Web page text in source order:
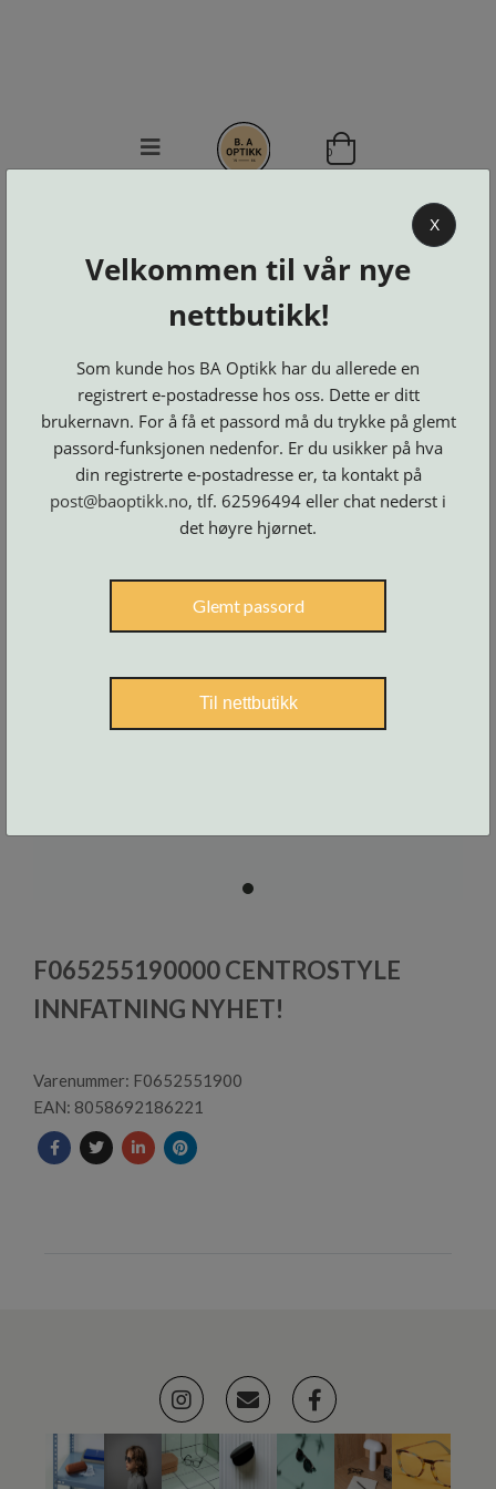
KJØPSVILKÅR
KONTAKT
OSS
DELER
LOGG INN
0
Brillerens
Brillesnorer
Clip-
on
og
Suncover
Etuier
Innfatninger
Lesebriller
og
Speil
Maskiner
Neseputer
Skruer
Solbriller
Verktøy
og
tilbehør
Se alle kategorier
item
of
1
F065255190000 CENTROSTYLE
INNFATNING NYHET!
Varenummer: F0652551900
EAN: 8058692186221
X
Velkommen til vår nye
nettbutikk!
Som kunde hos BA Optikk har du allerede en
registrert e-postadresse hos oss. Dette er ditt
brukernavn. For å få et passord må du trykke på glemt
passord-funksjonen nedenfor. Er du usikker på hva
din registrerte e-postadresse er, ta kontakt på
post@baoptikk.no, tlf. 62596494 eller chat nederst i
det høyre hjørnet.
Glemt passord
Til nettbutikk